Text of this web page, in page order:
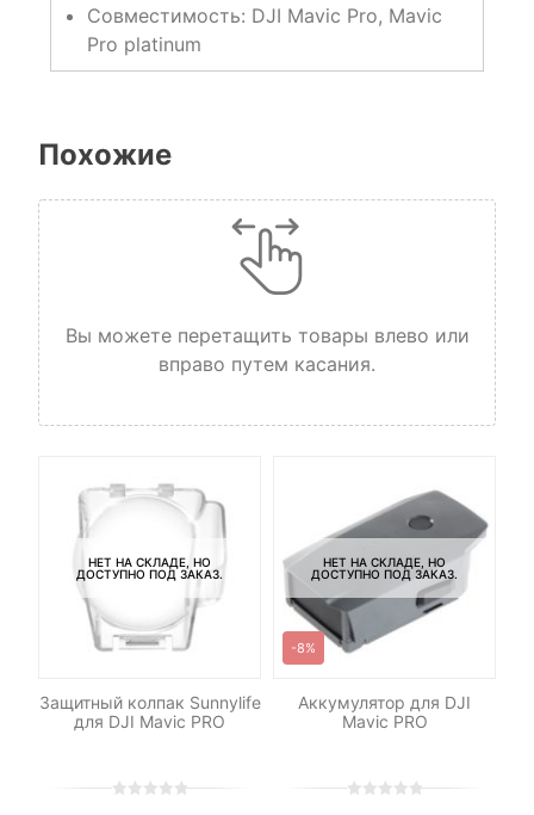
Совместимость: DJI Mavic Pro, Mavic
Pro platinum
Похожие
Вы можете перетащить товары влево или
вправо путем касания.
НЕТ НА СКЛАДЕ, НО
ДОСТУПНО ПОД ЗАКАЗ.
Защитный колпак Sunnylife
для DJI Mavic PRO
НЕТ НА СКЛАДЕ, НО
ДОСТУПНО ПОД ЗАКАЗ.
-8%
Аккумулятор для DJI
Mavic PRO